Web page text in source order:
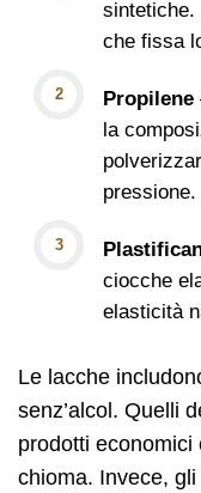
sintetiche.
che fissa
Propilene
la
pressione.
ciocche
elasticità
Le lacche
senz’alcol. Quelli
prodotti
chioma. Invece,